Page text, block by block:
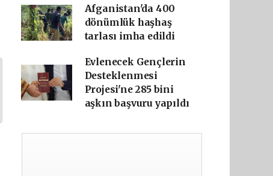
Afganistan'da 400
dönümlük haşhaş
tarlası imha edildi
Evlenecek Gençlerin
Desteklenmesi
Projesi'ne 285 bini
aşkın başvuru yapıldı